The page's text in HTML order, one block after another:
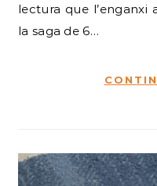
lectura que
la saga de 6…